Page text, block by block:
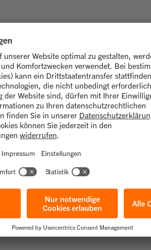
Partnerbetrieben wechseln sich in
für Wirtschaft und Recht Berlin